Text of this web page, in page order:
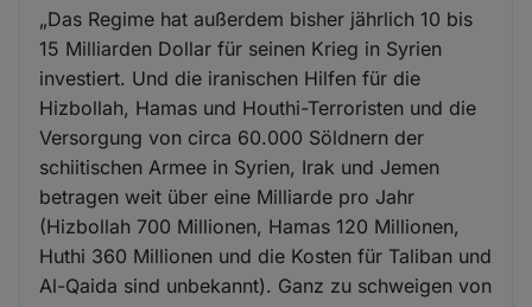
„Das Regime hat außerdem bisher jährlich 10 bis
15 Milliarden Dollar für seinen Krieg in Syrien
investiert. Und die iranischen Hilfen für die
Hizbollah, Hamas und Houthi-Terroristen und die
Versorgung von circa 60.000 Söldnern der
schiitischen Armee in Syrien, Irak und Jemen
betragen weit über eine Milliarde pro Jahr
(Hizbollah 700 Millionen, Hamas 120 Millionen,
Huthi 360 Millionen und die Kosten für Taliban und
Al-Qaida sind unbekannt). Ganz zu schweigen von